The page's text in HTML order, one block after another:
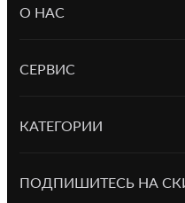
О НАС
СЕРВИС
КАТЕГОРИИ
ПОДПИШИТЕСЬ НА